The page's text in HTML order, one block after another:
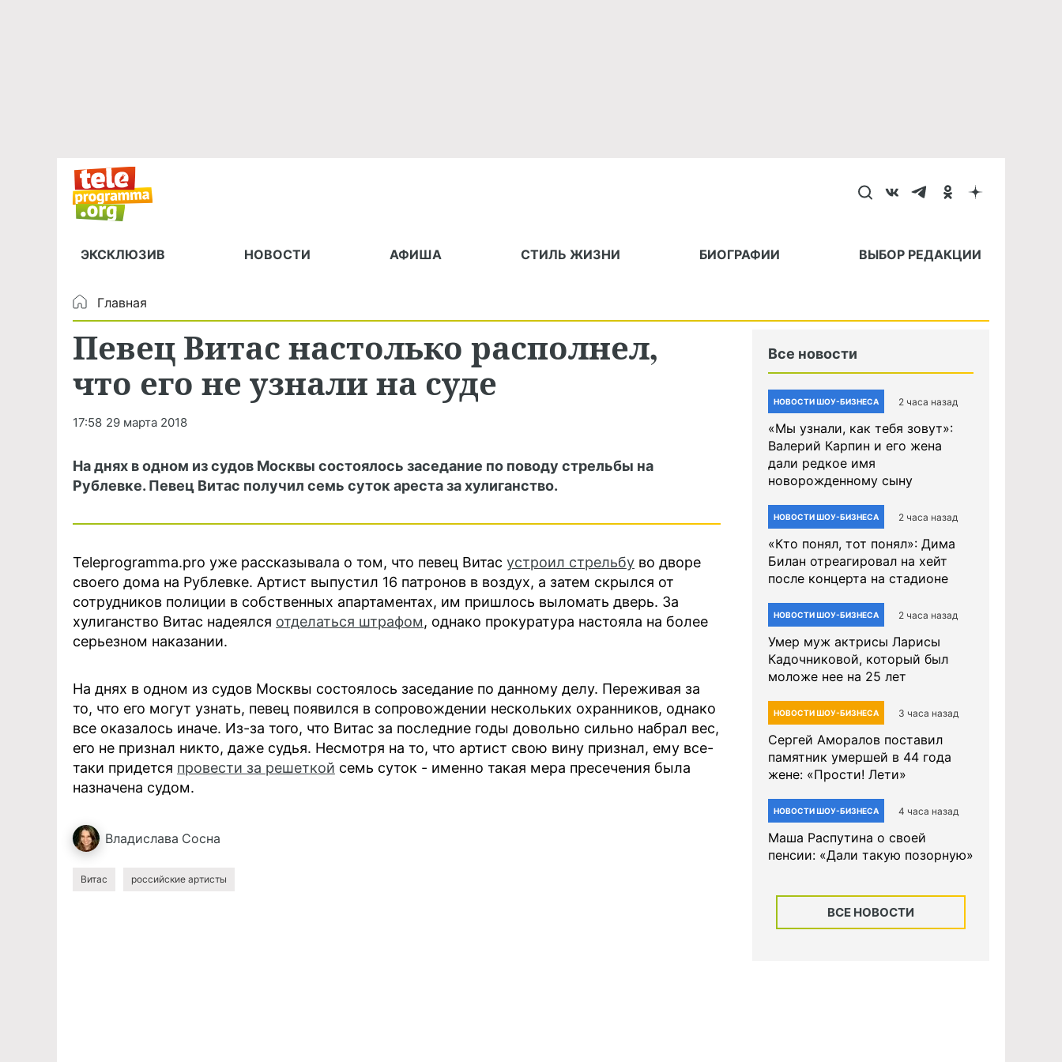
ЭКСКЛЮЗИВ НОВОСТИ АФИША СТИЛЬ ЖИЗНИ БИОГРАФИИ ВЫБОР РЕДАКЦИИ
Главная
Певец Витас настолько располнел,
что его не узнали на суде
17:58 29 марта 2018
На днях в одном из судов Москвы состоялось заседание по поводу стрельбы на
Рублевке. Певец Витас получил семь суток ареста за хулиганство.
Teleprogramma.pro уже рассказывала о том, что певец Витас устроил стрельбу во дворе
своего дома на Рублевке. Артист выпустил 16 патронов в воздух, а затем скрылся от
сотрудников полиции в собственных апартаментах, им пришлось выломать дверь. За
хулиганство Витас надеялся отделаться штрафом, однако прокуратура настояла на более
серьезном наказании.
На днях в одном из судов Москвы состоялось заседание по данному делу. Переживая за
то, что его могут узнать, певец появился в сопровождении нескольких охранников, однако
все оказалось иначе. Из-за того, что Витас за последние годы довольно сильно набрал вес,
его не признал никто, даже судья. Несмотря на то, что артист свою вину признал, ему все-
таки придется провести за решеткой семь суток - именно такая мера пресечения была
назначена судом.
Владислава Сосна
Витас российские артисты
Все новости
НОВОСТИ ШОУ-БИЗНЕСА 2 часа назад
«Мы узнали, как тебя зовут»:
Валерий Карпин и его жена
дали редкое имя
новорожденному сыну
НОВОСТИ ШОУ-БИЗНЕСА 2 часа назад
«Кто понял, тот понял»: Дима
Билан отреагировал на хейт
после концерта на стадионе
НОВОСТИ ШОУ-БИЗНЕСА 2 часа назад
Умер муж актрисы Ларисы
Кадочниковой, который был
моложе нее на 25 лет
НОВОСТИ ШОУ-БИЗНЕСА 3 часа назад
Сергей Аморалов поставил
памятник умершей в 44 года
жене: «Прости! Лети»
НОВОСТИ ШОУ-БИЗНЕСА 4 часа назад
Маша Распутина о своей
пенсии: «Дали такую позорную»
ВСЕ НОВОСТИ